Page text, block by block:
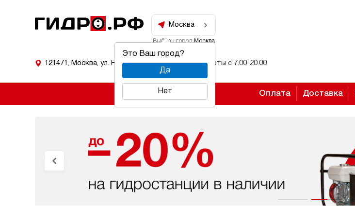
Москва
Это Ваш город?
Да
Нет
Выбран город Москва
121471 Москва ул. Рябиновая 53 Режим работы с 7.00-20.00
Оплата Доставка